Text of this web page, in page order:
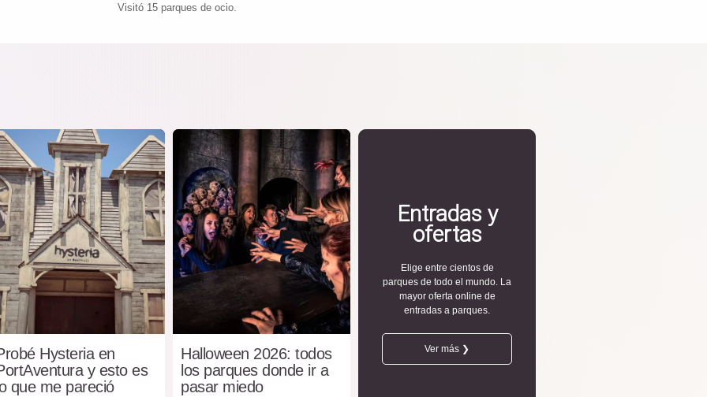
Visitó 15 parques de ocio.
Hysteria en
y esto es
que me pareció
Halloween 2026: todos
los parques donde ir a
pasar miedo
Entradas y
ofertas
Elige entre cientos de
parques de todo el mundo. La
mayor oferta online de
entradas a parques.
Ver más ❯